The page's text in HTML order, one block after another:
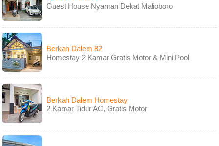
Guest House Nyaman Dekat Malioboro
Berkah Dalem 82
Homestay 2 Kamar Gratis Motor & Mini Pool
Berkah Dalem Homestay
2 Kamar Tidur AC, Gratis Motor